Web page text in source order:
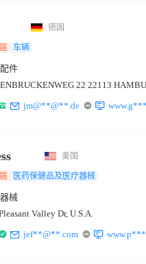
德国
车辆
件
22 22113
jm@**@**.de
美国
医药保健品及医疗器械
械
Valley Dr, U.S.A.
jef**@**.com